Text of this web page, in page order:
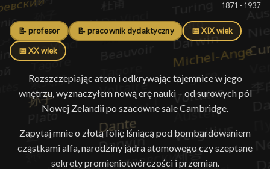
1871 - 1937
📝 profesor 📝 pracownik dydaktyczny 📅 XIX wiek
📅 XX wiek
Rozszczepiając atom i odkrywając tajemnice w jego
wnętrzu, wyznaczyłem nową erę nauki – od surowych pól
Nowej Zelandii po szacowne sale Cambridge.
Zapytaj mnie o złotą folię lśniącą pod bombardowaniem
cząstkami alfa, narodziny jądra atomowego czy szeptane
sekrety promieniotwórczości i przemian.